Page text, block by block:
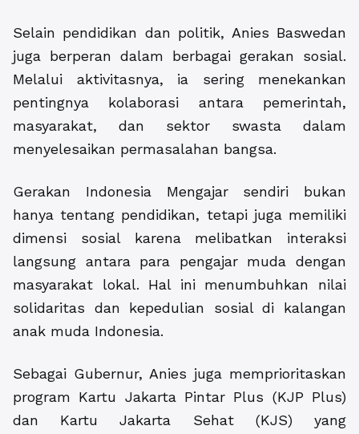
Selain pendidikan dan politik, Anies Baswedan
juga berperan dalam berbagai gerakan sosial.
Melalui aktivitasnya, ia sering menekankan
pentingnya kolaborasi antara pemerintah,
masyarakat, dan sektor swasta dalam
menyelesaikan permasalahan bangsa.
Gerakan Indonesia Mengajar sendiri bukan
hanya tentang pendidikan, tetapi juga memiliki
dimensi sosial karena melibatkan interaksi
langsung antara para pengajar muda dengan
masyarakat lokal. Hal ini menumbuhkan nilai
solidaritas dan kepedulian sosial di kalangan
anak muda Indonesia.
Sebagai Gubernur, Anies juga memprioritaskan
program Kartu Jakarta Pintar Plus (KJP Plus)
dan Kartu Jakarta Sehat (KJS) yang